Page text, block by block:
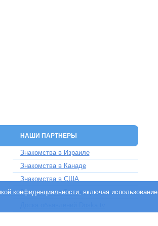
НАШИ ПАРТНЕРЫ
Знакомства в Израиле
Знакомства в Канаде
Знакомства в США
Знакомства в Великобритании
конфиденциальности, включая использование